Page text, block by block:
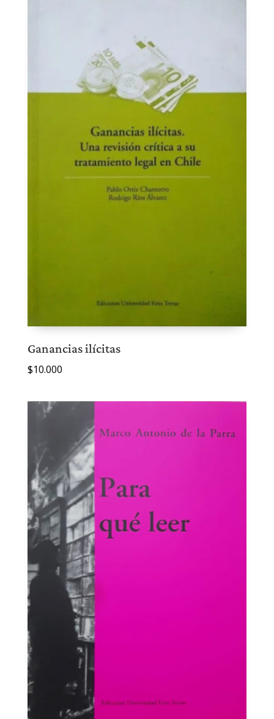
Ganancias ilícitas
$10.000